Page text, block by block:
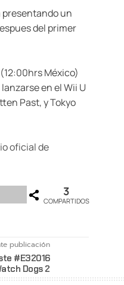
presentando un
del primer
México)
en el Wii U
Past, y Tokyo
oficial de
3
COMPARTIDOS
publicación
#E32016
Dogs 2